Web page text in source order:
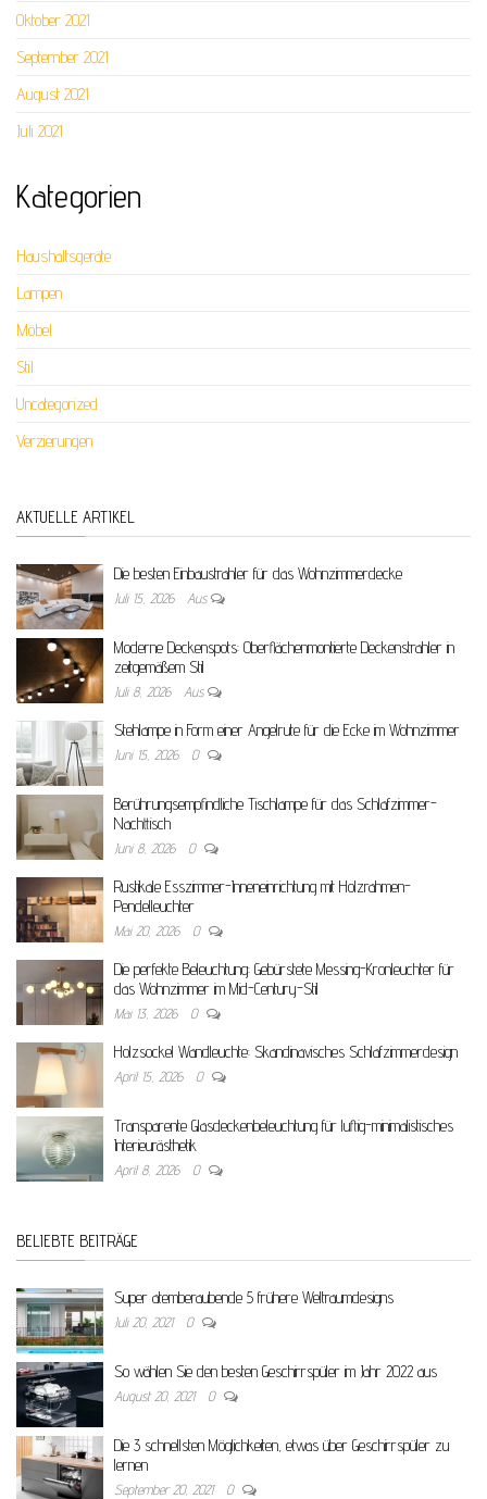
Oktober 2021
September 2021
August 2021
Juli 2021
Kategorien
Haushaltsgeräte
Lampen
Möbel
Stil
Uncategorized
Verzierungen
AKTUELLE ARTIKEL
Die besten Einbaustrahler für das Wohnzimmerdecke
Juli 15, 2026 Aus
Moderne Deckenspots: Oberflächenmontierte Deckenstrahler in
zeitgemäßem Stil
Juli 8, 2026 Aus
Stehlampe in Form einer Angelrute für die Ecke im Wohnzimmer
Juni 15, 2026 0
Berührungsempfindliche Tischlampe für das Schlafzimmer-
Nachttisch
Juni 8, 2026 0
Rustikale Esszimmer-Inneneinrichtung mit Holzrahmen-
Pendelleuchter
Mai 20, 2026 0
Die perfekte Beleuchtung: Gebürstete Messing-Kronleuchter für
das Wohnzimmer im Mid-Century-Stil
Mai 13, 2026 0
Holzsockel Wandleuchte: Skandinavisches Schlafzimmerdesign
April 15, 2026 0
Transparente Glasdeckenbeleuchtung für luftig-minimalistisches
Interieurästhetik
April 8, 2026 0
BELIEBTE BEITRÄGE
Super atemberaubende 5 frühere Weltraumdesigns
Juli 20, 2021 0
So wählen Sie den besten Geschirrspüler im Jahr 2022 aus
August 20, 2021 0
Die 3 schnellsten Möglichkeiten, etwas über Geschirrspüler zu
lernen
September 20, 2021 0